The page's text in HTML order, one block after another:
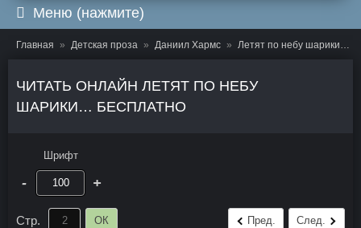
Меню (нажмите)
Главная Детская проза Даниил Хармс Летят по небу шарики…
ЧИТАТЬ ОНЛАЙН ЛЕТЯТ ПО НЕБУ
ШАРИКИ… БЕСПЛАТНО
Шрифт
- +
Стр. ОК Пред. След.